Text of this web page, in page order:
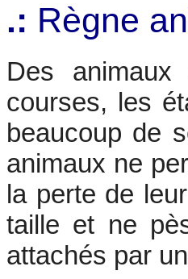
.: Règne
Des
courses, les
beaucoup de
animaux ne
la perte de
taille et ne
attachés par